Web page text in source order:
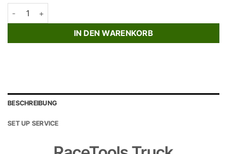
RaceTools Truck Performance Rental Modul - MAN TGA 320-440
IN DEN WARENKORB
BESCHREIBUNG
SET UP SERVICE